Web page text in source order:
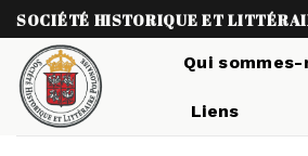
Skip
content
SOCIÉTÉ HISTORIQUE ET
Qui sommes-
Liens